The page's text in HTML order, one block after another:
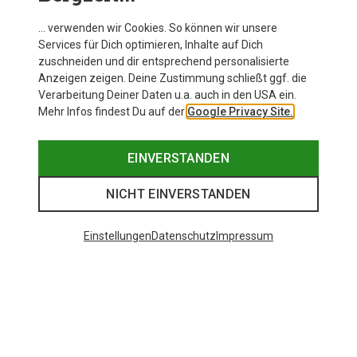
… verwenden wir Cookies. So können wir unsere
Services für Dich optimieren, Inhalte auf Dich
zuschneiden und dir entsprechend personalisierte
Anzeigen zeigen. Deine Zustimmung schließt ggf. die
Verarbeitung Deiner Daten u.a. auch in den USA ein.
Mehr Infos findest Du auf der Google Privacy Site.
EINVERSTANDEN
NICHT EINVERSTANDEN
EinstellungenDatenschutz Impressum